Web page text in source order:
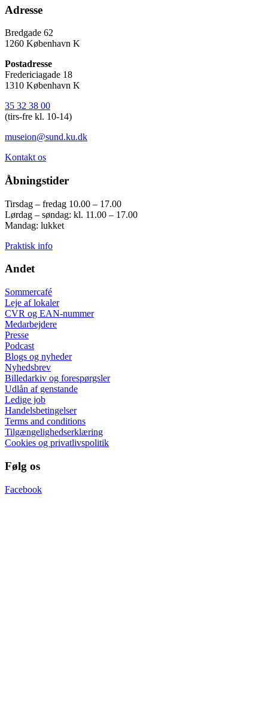
Adresse
Bredgade 62
1260 København K
Postadresse
Fredericiagade 18
1310 København K
35 32 38 00
(tirs-fre kl. 10-14)
museion@sund.ku.dk
Kontakt os
Åbningstider
Tirsdag – fredag 10.00 – 17.00
Lørdag – søndag: kl. 11.00 – 17.00
Mandag: lukket
Praktisk info
Andet
Sommercafé
Leje af lokaler
CVR og EAN-nummer
Medarbejdere
Presse
Podcast
Blogs og nyheder
Nyhedsbrev
Billedarkiv og forespørgsler
Udlån af genstande
Ledige job
Handelsbetingelser
Terms and conditions
Tilgængelighedserklæring
Cookies og privatlivspolitik
Følg os
Facebook